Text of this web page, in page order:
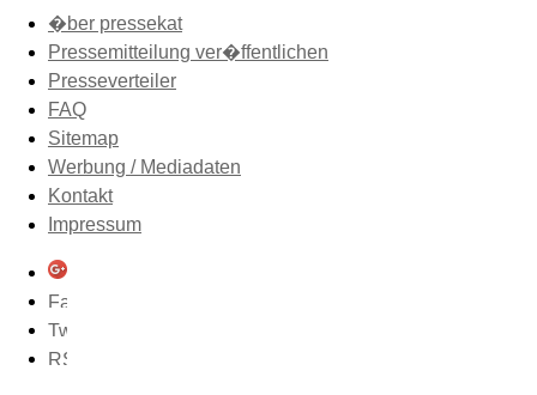
�ber pressekat
Pressemitteilung ver�ffentlichen
Presseverteiler
FAQ
Sitemap
Werbung / Mediadaten
Kontakt
Impressum